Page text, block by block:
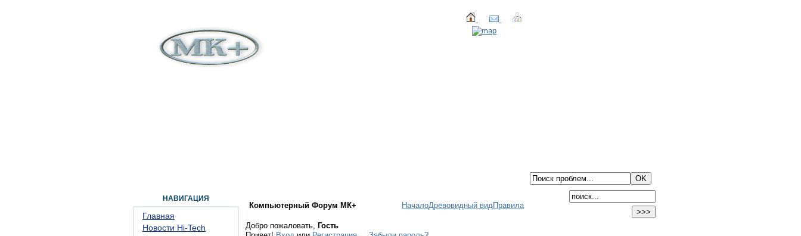
НАВИГАЦИЯ
Главная
Новости Hi-Tech
Компьютерный Форум МК+ НачалоДревовидный видПравила
Добро пожаловать, Гость